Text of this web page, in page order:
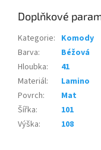
Doplňkové
Kategorie: Komody
Barva:
Béžová
Hloubka:
41
Materiál:
Lamino
Povrch:
Mat
Šířka:
101
Výška: 108